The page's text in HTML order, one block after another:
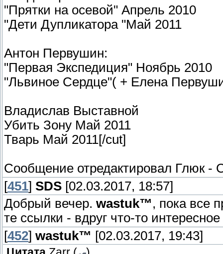
"Прятки на осевой" Апрель 2010
"Дети Дупликатора "Май 2011
Антон Первушин:
"Первая Экспедиция" Ноябрь 2010
"Львиное Сердце"( + Елена
Владислав Выставной
Убить Зону Май 2011
Тварь Май 2011[/cut]
Сообщение отредактировал Глюк-
[451] SDS [02.03.2017, 18:57]
Добрый вечер. wastuk™, пока все
те ссылки - вдруг что-то
[452] wastuk™ [02.03.2017, 19:43]